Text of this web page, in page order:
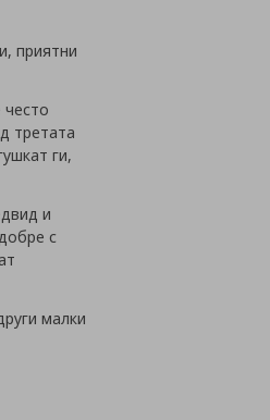
приятни
третата
ги,
и
с
малки